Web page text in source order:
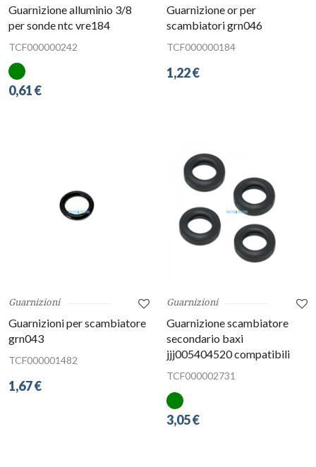
Guarnizione alluminio 3/8
per sonde ntc vre184
TCF000000242
0,61 €
Guarnizione or per
scambiatori grn046
TCF000000184
1,22 €
Guarnizioni
Guarnizioni per scambiatore
grn043
TCF000001482
1,67 €
Guarnizioni
Guarnizione scambiatore
secondario baxi
jjj005404520 compatibili
TCF000002731
3,05 €